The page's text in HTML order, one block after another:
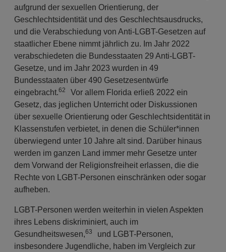
aufgrund der sexuellen Orientierung, der
Geschlechtsidentität und des Geschlechtsausdrucks,
und die Verabschiedung von Anti-LGBT-Gesetzen auf
staatlicher Ebene nimmt jährlich zu. Im Jahr 2022
verabschiedeten die Bundesstaaten 29 Anti-LGBT-
Gesetze, und im Jahr 2023 wurden in 49
Bundesstaaten über 490 Gesetzesentwürfe
eingebracht.62
Vor allem Florida erließ 2022 ein
Gesetz, das jeglichen Unterricht oder Diskussionen
über sexuelle Orientierung oder Geschlechtsidentität in
Klassenstufen verbietet, in denen die Schüler*innen
überwiegend unter 10 Jahre alt sind. Darüber hinaus
werden im ganzen Land immer mehr Gesetze unter
dem Vorwand der Religionsfreiheit erlassen, die die
Rechte von LGBT-Personen einschränken oder sogar
aufheben.
LGBT-Personen werden weiterhin in vielen Aspekten
ihres Lebens diskriminiert, auch im
Gesundheitswesen,63
und LGBT-Personen,
insbesondere Jugendliche, haben im Vergleich zur